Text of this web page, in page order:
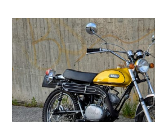
4500 mil 6. 90-talskänsla,